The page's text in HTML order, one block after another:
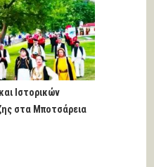
Ιστορικών
στα Μποτσάρεια